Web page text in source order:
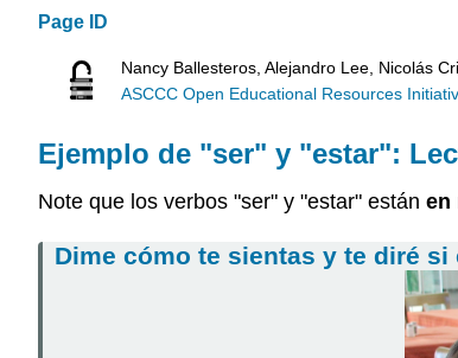
Page ID
Nancy Ballesteros, Alejandro Lee, Nicolás
ASCCC Open Educational Resources
Ejemplo de "ser" y "estar":
Note que los verbos "ser" y "estar" están en
Dime cómo te sientas y te diré si